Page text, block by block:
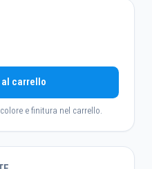
carrello
e finitura nel carrello.